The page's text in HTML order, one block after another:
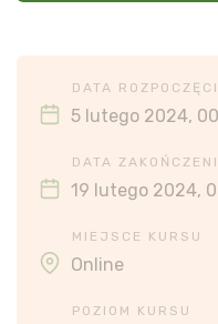
DATA
5 lutego 2024,
DATA
19 lutego 2024,
MIEJSCE KURSU
Online
POZIOM KURSU